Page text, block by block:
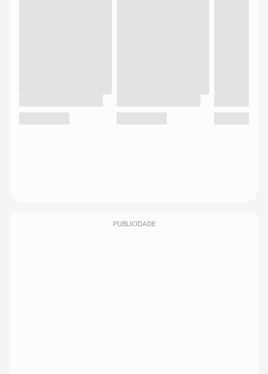
PUBLICIDADE